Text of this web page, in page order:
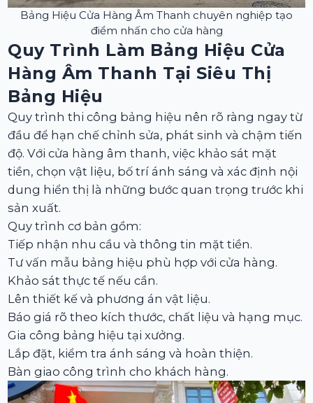
Bảng Hiệu Cửa Hàng Âm Thanh chuyên nghiệp tạo
điểm nhấn cho cửa hàng
Quy Trình Làm Bảng Hiệu Cửa
Hàng Âm Thanh Tại Siêu Thị
Bảng Hiệu
Quy trình thi công bảng hiệu nên rõ ràng ngay từ
đầu để hạn chế chỉnh sửa, phát sinh và chậm tiến
độ. Với cửa hàng âm thanh, việc khảo sát mặt
tiền, chọn vật liệu, bố trí ánh sáng và xác định nội
dung hiển thị là những bước quan trọng trước khi
sản xuất.
Quy trình cơ bản gồm:
Tiếp nhận nhu cầu và thông tin mặt tiền.
Tư vấn mẫu bảng hiệu phù hợp với cửa hàng.
Khảo sát thực tế nếu cần.
Lên thiết kế và phương án vật liệu.
Báo giá rõ theo kích thước, chất liệu và hạng mục.
Gia công bảng hiệu tại xưởng.
Lắp đặt, kiểm tra ánh sáng và hoàn thiện.
Bàn giao công trình cho khách hàng.